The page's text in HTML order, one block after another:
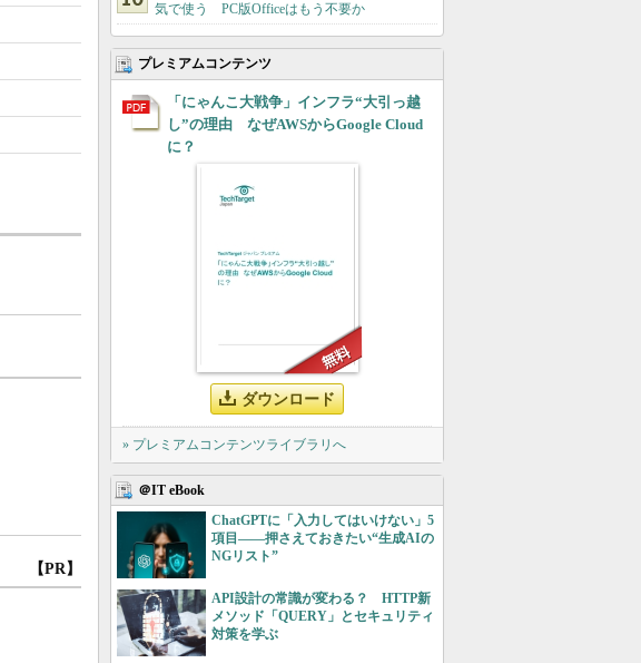
【PR】
気で使う PC版Officeはもう不要か
プレミアムコンテンツ
「にゃんこ大戦争」インフラ“大引っ越
し”の理由 なぜAWSからGoogle Cloud
に？
ダウンロード
» プレミアムコンテンツライブラリへ
＠IT eBook
ChatGPTに「入力してはいけない」5
項目――押さえておきたい“生成AIの
NGリスト”
API設計の常識が変わる？ HTTP新
メソッド「QUERY」とセキュリティ
対策を学ぶ